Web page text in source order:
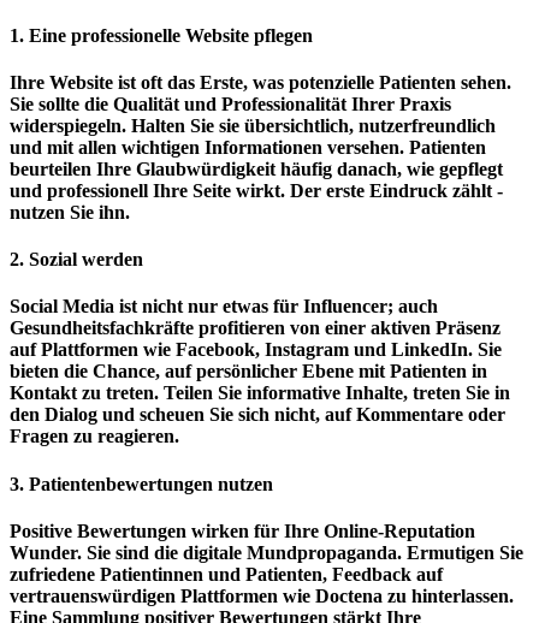
1. Eine professionelle Website pflegen
Ihre Website ist oft das Erste, was potenzielle Patienten sehen.
Sie sollte die Qualität und Professionalität Ihrer Praxis
widerspiegeln. Halten Sie sie übersichtlich, nutzerfreundlich
und mit allen wichtigen Informationen versehen. Patienten
beurteilen Ihre Glaubwürdigkeit häufig danach, wie gepflegt
und professionell Ihre Seite wirkt. Der erste Eindruck zählt -
nutzen Sie ihn.
2. Sozial werden
Social Media ist nicht nur etwas für Influencer; auch
Gesundheitsfachkräfte profitieren von einer aktiven Präsenz
auf Plattformen wie Facebook, Instagram und LinkedIn. Sie
bieten die Chance, auf persönlicher Ebene mit Patienten in
Kontakt zu treten. Teilen Sie informative Inhalte, treten Sie in
den Dialog und scheuen Sie sich nicht, auf Kommentare oder
Fragen zu reagieren.
3. Patientenbewertungen nutzen
Positive Bewertungen wirken für Ihre Online-Reputation
Wunder. Sie sind die digitale Mundpropaganda. Ermutigen Sie
zufriedene Patientinnen und Patienten, Feedback auf
vertrauenswürdigen Plattformen wie Doctena zu hinterlassen.
Eine Sammlung positiver Bewertungen stärkt Ihre